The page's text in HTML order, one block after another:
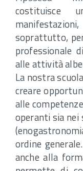
costituisce
soprattutto,
professionale
alle attività
La nostra
creare
alle
operanti sia
ordine
anche alla